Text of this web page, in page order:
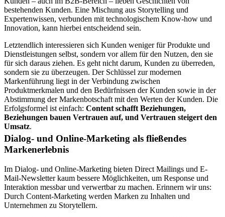
bestehenden Kunden. Eine Mischung aus Storytelling und
Expertenwissen, verbunden mit technologischem Know-how und
Innovation, kann hierbei entscheidend sein.
Letztendlich interessieren sich Kunden weniger für Produkte und
Dienstleistungen selbst, sondern vor allem für den Nutzen, den sie
für sich daraus ziehen. Es geht nicht darum, Kunden zu überreden,
sondern sie zu überzeugen. Der Schlüssel zur modernen
Markenführung liegt in der Verbindung zwischen
Produktmerkmalen und den Bedürfnissen der Kunden sowie in der
Abstimmung der Markenbotschaft mit den Werten der Kunden. Die
Erfolgsformel ist einfach: Content schafft Beziehungen,
Beziehungen bauen Vertrauen auf, und Vertrauen steigert den
Umsatz.
Dialog- und Online-Marketing als fließendes
Markenerlebnis
Im Dialog- und Online-Marketing bieten Direct Mailings und E-
Mail-Newsletter kaum bessere Möglichkeiten, um Response und
Interaktion messbar und verwertbar zu machen. Erinnern wir uns:
Durch Content-Marketing werden Marken zu Inhalten und
Unternehmen zu Storytellern.